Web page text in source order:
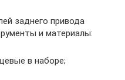
заднего привода
и материалы:
в наборе;